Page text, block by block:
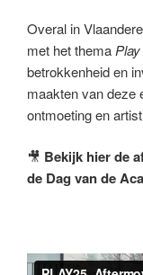
Overal in
met het thema Play
betrokkenheid en
maakten van deze
ontmoeting en
🎥 Bekijk hier de
de Dag van de